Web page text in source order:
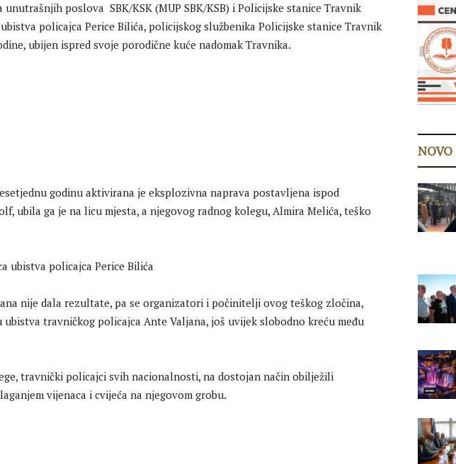
poslova SBK/KSK (MUP SBK/KSB) i Policijske stanice Travnik
policajca Perice Bilića, policijskog službenika Policijske stanice Travnik
ubijen ispred svoje porodične kuće nadomak Travnika.
godinu aktivirana je eksplozivna naprava postavljena ispod
ubila ga je na licu mjesta, a njegovog radnog kolegu, Almira Melića, teško
nije dala rezultate, pa se organizatori i počinitelji ovog teškog zločina,
ubistva travničkog policajca Ante Valjana, još uvijek slobodno kreću među
travnički policajci svih nacionalnosti, na dostojan način obilježili
vijenaca i cvijeća na njegovom grobu.
NOVO